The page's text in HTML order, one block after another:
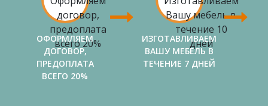
ОФОРМЛЯЕМ
ДОГОВОР,
ПРЕДОПЛАТА
ВСЕГО 20%
ИЗГОТАВЛИВАЕМ
ВАШУ МЕБЕЛЬ В
ТЕЧЕНИЕ 7 ДНЕЙ